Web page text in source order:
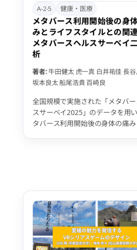
A-2-5 健康・医療
メタバース利用開始後の身
みとライフスタイルとの関
メタバースヘルスサーベイ
析
著者:牛田健太 虎一真 白井祐佳長
坂本良太船尾浩貴百崎良
全国規模で実施された「メタバ
スサーベイ2025」のデータを用
タバース利用開始後の身体の痛み
間以上の長時間利用者が多く（
24.7%）、立位でのログインが少
（8.5% vs 25.1%）、VR睡眠経
（21.8% vs 16.4%）、運動関連
への参加が少なく（12.7% vs
また運動不足を感じている者が多